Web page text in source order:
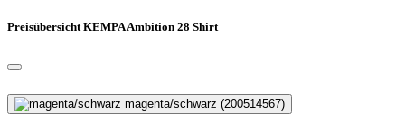
Preisübersicht KEMPA Ambition 28 Shirt
magenta/schwarz (200514567)